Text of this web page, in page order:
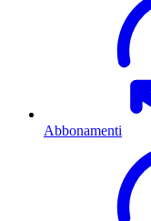
Abbonamenti